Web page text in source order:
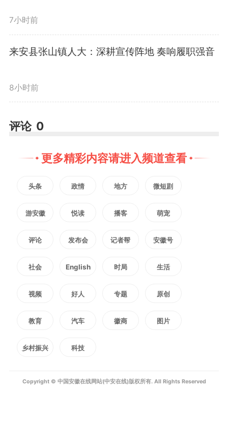
统筹等重点领域，扎实推进年度审
计项目实施，确保“十五五”开局良
研究贯穿审计全过程，强化审计成
果提炼与运用，揭示关键问题、典
高质量参考。四要强化自身建设，
巩固“科学规范提升年”行动成果，
加强审计质量控制，锤炼审计铁
军，推动审计质效持续提升。（裴
敬瑞）
3373
7小时前
来安县张山镇人大：深耕宣传阵地 奏响履职强音
8小时前
评论 0
更多精彩内容请进入频道查看
头条 政情 地方 微短剧
游安徽 悦读 播客 萌宠
评论 发布会 记者帮 安徽号
社会 English 时局 生活
视频 好人 专题 原创
教育 汽车 徽商 图片
乡村振兴 科技
Copyright © 中国安徽在线网站(中安在线)版权所有. All Rights Reserved